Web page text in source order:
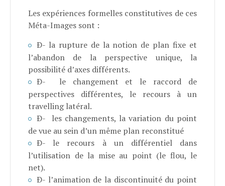
Les expériences formelles constitutives de ces
Méta-Images sont :
Ð- la rupture de la notion de plan fixe et
l’abandon de la perspective unique, la
possibilité d’axes différents.
Ð-
le changement et le raccord de
perspectives différentes, le recours à un
travelling latéral.
Ð-
les changements, la variation du point
de vue au sein d’un même plan reconstitué
Ð- le recours à un différentiel dans
l’utilisation de la mise au point (le flou, le
net).
Ð- l’animation de la discontinuité du point